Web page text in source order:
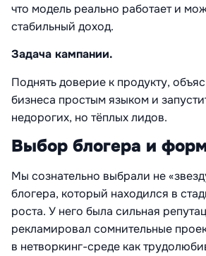
что модель реально работает и
стабильный доход.
Задача кампании.
Поднять доверие к продукту,
бизнеса простым языком и
недорогих, но тёплых лидов.
Выбор блогера и
Мы сознательно выбрали не
блогера, который находился в
роста. У него была сильная
рекламировал сомнительные
в нетворкинг-среде как